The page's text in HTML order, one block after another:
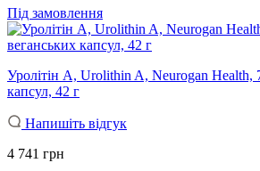
Під замовлення
Уролітін А, Urolithin A, Neurogan Health,
капсул, 42 г
Напишіть відгук
4 741 грн